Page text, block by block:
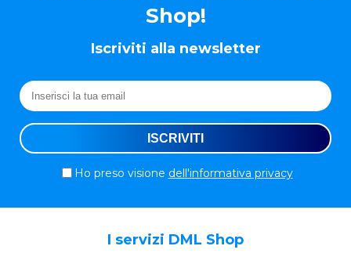
Shop!
Iscriviti alla newsletter
Ho preso visione dell'informativa privacy
I servizi DML Shop